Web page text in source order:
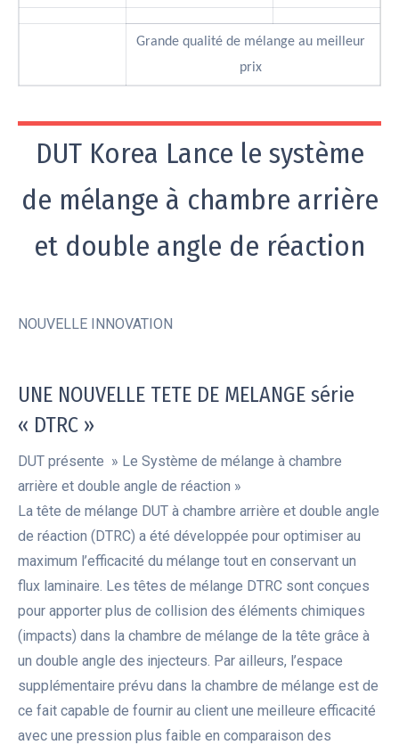
Grande qualité de mélange au meilleur
prix
DUT Korea Lance le système
de mélange à chambre arrière
et double angle de réaction
NOUVELLE INNOVATION
UNE NOUVELLE TETE DE MELANGE série
« DTRC »
DUT présente » Le Système de mélange à chambre
arrière et double angle de réaction »
La tête de mélange DUT à chambre arrière et double angle
de réaction (DTRC) a été développée pour optimiser au
maximum l’efficacité du mélange tout en conservant un
flux laminaire. Les têtes de mélange DTRC sont conçues
pour apporter plus de collision des éléments chimiques
(impacts) dans la chambre de mélange de la tête grâce à
un double angle des injecteurs. Par ailleurs, l’espace
supplémentaire prévu dans la chambre de mélange est de
ce fait capable de fournir au client une meilleure efficacité
avec une pression plus faible en comparaison des